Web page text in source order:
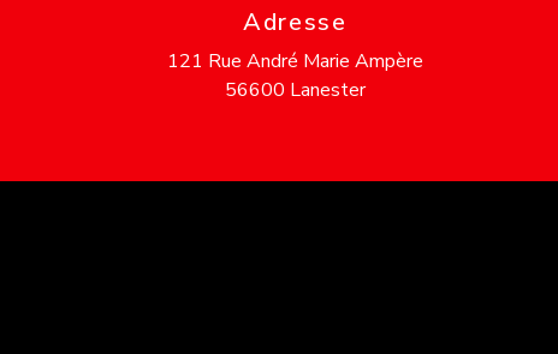
Adresse
121 Rue André Marie Ampère
56600 Lanester